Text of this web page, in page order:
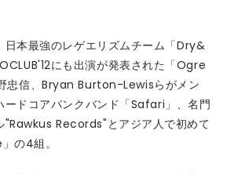
日本最強のレゲエリズムチーム「Dry&
にも出演が発表された「Ogre
忠信、Bryan Burton-Lewisらがメン
ードコアパンクバンド「Safari」、名門
"Rawkus Records"とアジア人で初めて
の4組。